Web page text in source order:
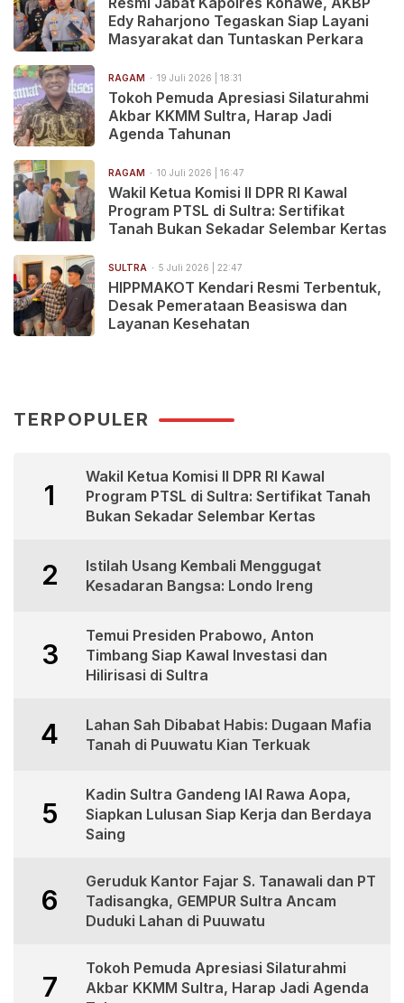
Edy Raharjono Tegaskan Siap Layani
Masyarakat dan Tuntaskan Perkara
RAGAM 19 Juli 2026 | 18:31
Tokoh Pemuda Apresiasi Silaturahmi
Akbar KKMM Sultra, Harap Jadi
Agenda Tahunan
RAGAM 10 Juli 2026 | 16:47
Wakil Ketua Komisi II DPR RI Kawal
Program PTSL di Sultra: Sertifikat
Tanah Bukan Sekadar Selembar Kertas
SULTRA 5 Juli 2026 | 22:47
HIPPMAKOT Kendari Resmi Terbentuk,
Desak Pemerataan Beasiswa dan
Layanan Kesehatan
TERPOPULER
1
Wakil Ketua Komisi II DPR RI Kawal
Program PTSL di Sultra: Sertifikat Tanah
Bukan Sekadar Selembar Kertas
2
Istilah Usang Kembali Menggugat
Kesadaran Bangsa: Londo Ireng
3
Temui Presiden Prabowo, Anton
Timbang Siap Kawal Investasi dan
Hilirisasi di Sultra
4
Lahan Sah Dibabat Habis: Dugaan Mafia
Tanah di Puuwatu Kian Terkuak
5
Kadin Sultra Gandeng IAI Rawa Aopa,
Siapkan Lulusan Siap Kerja dan Berdaya
Saing
6
Geruduk Kantor Fajar S. Tanawali dan PT
Tadisangka, GEMPUR Sultra Ancam
Duduki Lahan di Puuwatu
7
Tokoh Pemuda Apresiasi Silaturahmi
Akbar KKMM Sultra, Harap Jadi Agenda